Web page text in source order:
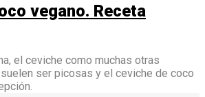
vegano. Receta
el ceviche como muchas otras
ser picosas y el ceviche de coco